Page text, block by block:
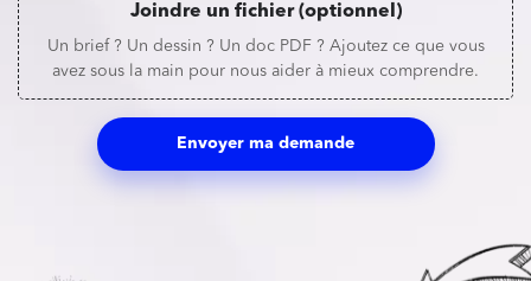
Joindre un fichier (optionnel)
Un brief ? Un dessin ? Un doc PDF ? Ajoutez ce que vous
avez sous la main pour nous aider à mieux comprendre.
Envoyer ma demande